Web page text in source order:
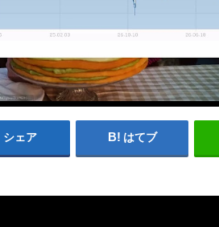
シェア はてブ